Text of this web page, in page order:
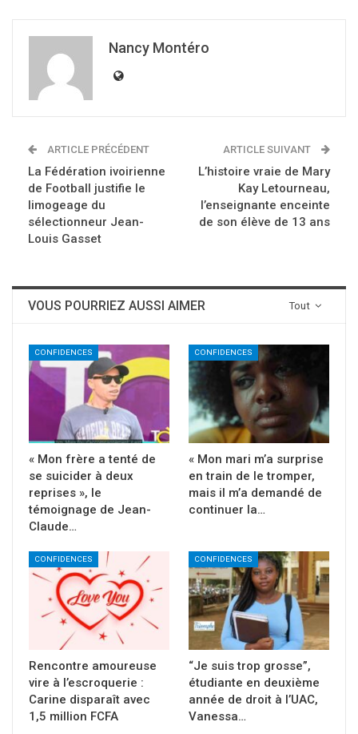
Nancy Montéro
ARTICLE PRÉCÉDENT
La Fédération ivoirienne
de Football justifie le
limogeage du
sélectionneur Jean-
Louis Gasset
ARTICLE SUIVANT
L’histoire vraie de Mary
Kay Letourneau,
l’enseignante enceinte
de son élève de 13 ans
Tout
VOUS POURRIEZ AUSSI AIMER
CONFIDENCES
« Mon frère a tenté de
se suicider à deux
reprises », le
témoignage de Jean-
Claude…
CONFIDENCES
« Mon mari m’a surprise
en train de le tromper,
mais il m’a demandé de
continuer la…
CONFIDENCES
Rencontre amoureuse
vire à l’escroquerie :
Carine disparaît avec
1,5 million FCFA
CONFIDENCES
“Je suis trop grosse”,
étudiante en deuxième
année de droit à l’UAC,
Vanessa…